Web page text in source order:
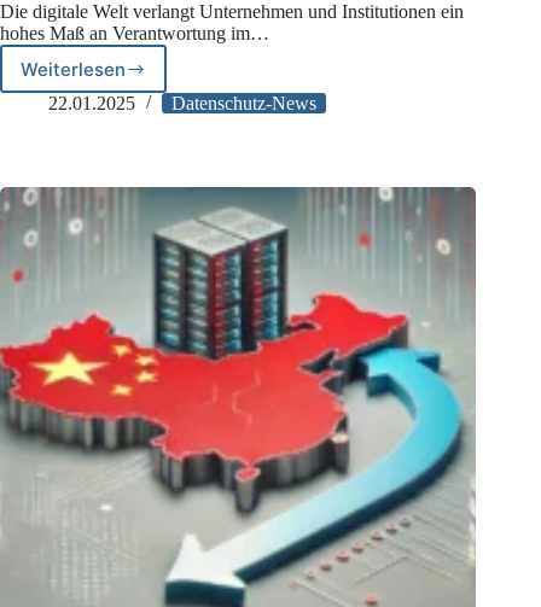
Die digitale Welt verlangt Unternehmen und Institutionen ein
hohes Maß an Verantwortung im…
WeiterlesenDatenschutzverstoß
der
22.01.2025 Datenschutz-News